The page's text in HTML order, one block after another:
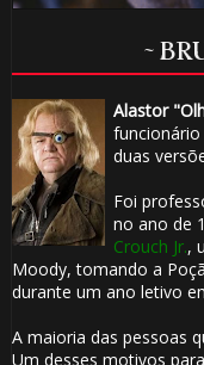
~
Alastor
funcionário
duas
Foi
no ano de
Crouch Jr.,
Moody, tomando a
durante um ano letivo
A maioria das pessoas
Um desses motivos
🎈